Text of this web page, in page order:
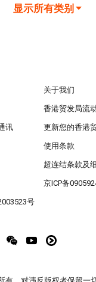
显示所有类别
关于我们
香港贸发局流
讯 更新您的香港
使用条款
超连结条款及
京ICP备
号